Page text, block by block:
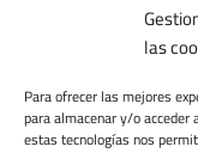
las
Para ofrecer las mejores
para almacenar y/o
estas tecnologías nos
CONFIANZA &
Sello de Confianza